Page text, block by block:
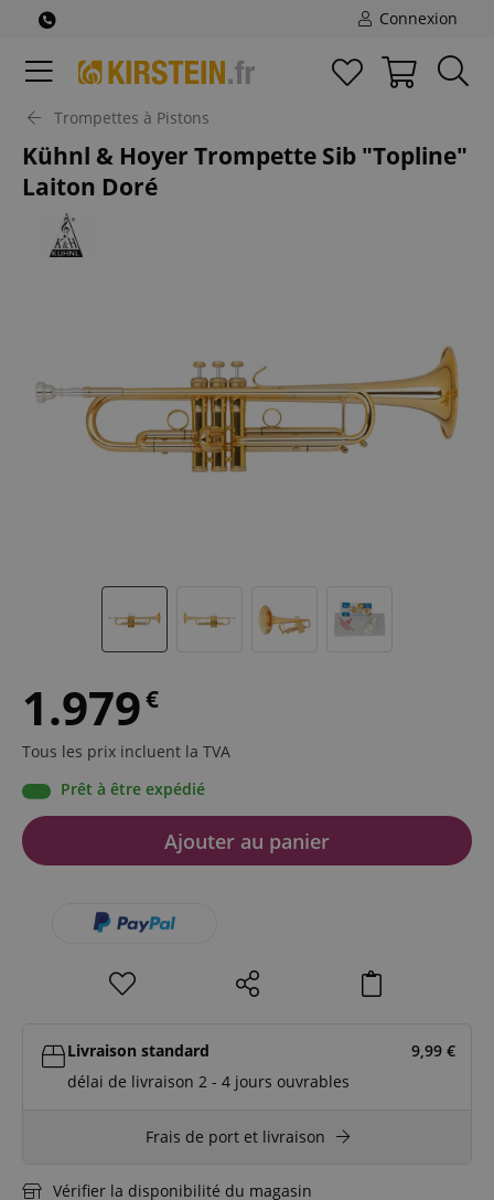
Connexion
Trompettes à Pistons
Kühnl & Hoyer Trompette Sib "Topline"
Laiton Doré
1.979€
Tous les prix incluent la TVA
Prêt à être expédié
Ajouter au panier
Livraison standard 9,99 €
délai de livraison 2 - 4 jours ouvrables
Frais de port et livraison
Vérifier la disponibilité du magasin